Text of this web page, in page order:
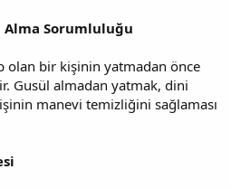
Alma Sorumluluğu
olan bir kişinin yatmadan önce
Gusül almadan yatmak, dini
manevi temizliğini sağlaması